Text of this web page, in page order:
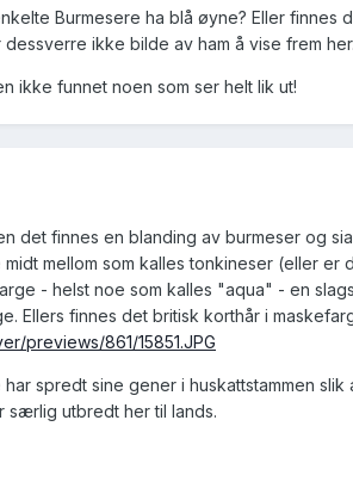
Burmesere ha blå øyne? Eller finnes
dessverre ikke bilde av ham å vise frem
ikke funnet noen som ser helt lik ut!
det finnes en blanding av burmeser og
mellom som kalles tonkineser (eller
- helst noe som kalles "aqua" - en
Ellers finnes det britisk korthår i
previews/861/15851.JPG
spredt sine gener i huskattstammen
utbredt her til lands.